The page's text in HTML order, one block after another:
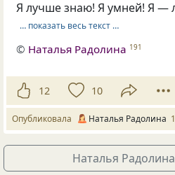
Я лучше знаю! Я умней! Я —
… показать весь текст …
© Наталья Радолина 191
12 10
Опубликовала Наталья Радолина
Наталья